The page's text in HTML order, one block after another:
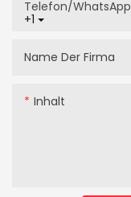
+1
Telefon/WhatsApp
Name Der Firma
Inhalt